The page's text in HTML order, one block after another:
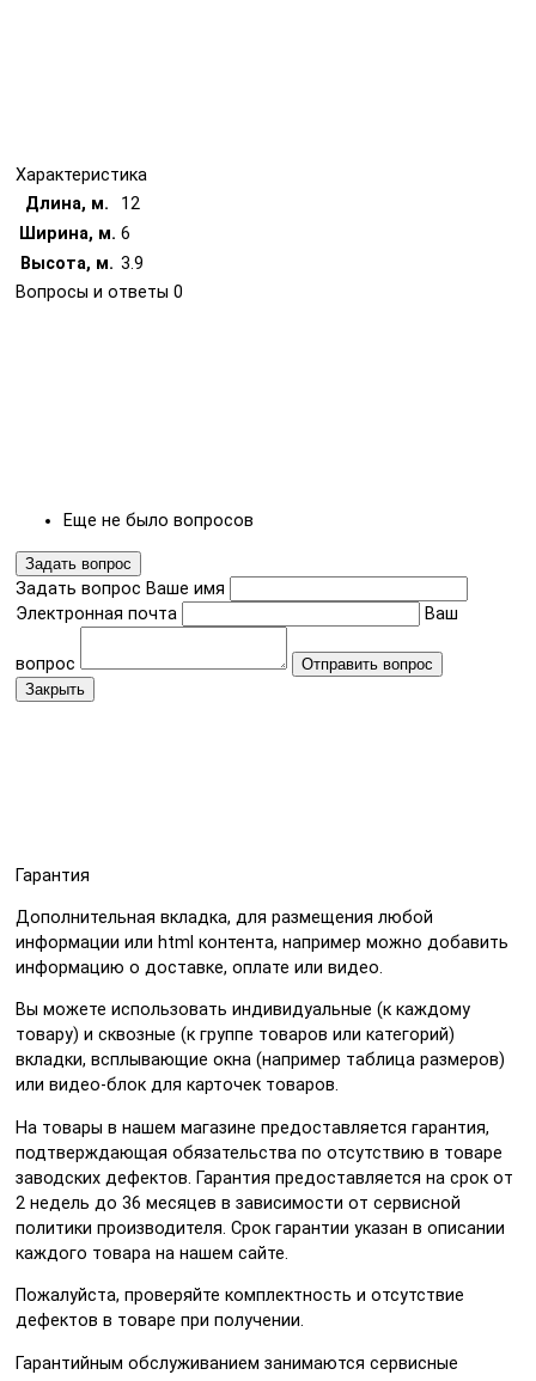
Характеристика
Длина, м.
12
Ширина, м. 6
Высота, м. 3.9
Вопросы и ответы 0
Еще не было вопросов
Задать вопрос
Задать вопрос Ваше имя
Электронная почта
Ваш
вопрос
Отправить вопрос
Закрыть
Гарантия
Дополнительная вкладка, для размещения любой
информации или html контента, например можно добавить
информацию о доставке, оплате или видео.
Вы можете использовать индивидуальные (к каждому
товару) и сквозные (к группе товаров или категорий)
вкладки, всплывающие окна (например таблица размеров)
или видео-блок для карточек товаров.
На товары в нашем магазине предоставляется гарантия,
подтверждающая обязательства по отсутствию в товаре
заводских дефектов. Гарантия предоставляется на срок от
2 недель до 36 месяцев в зависимости от сервисной
политики производителя. Срок гарантии указан в описании
каждого товара на нашем сайте.
Пожалуйста, проверяйте комплектность и отсутствие
дефектов в товаре при получении.
Гарантийным обслуживанием занимаются сервисные